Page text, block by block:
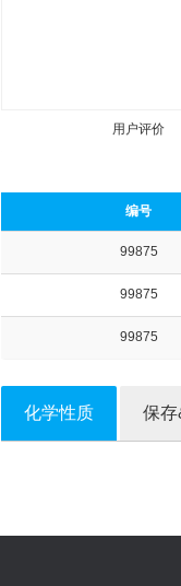
用户评价
收藏产品
编号
99875
99875
99875
化学性质 保存